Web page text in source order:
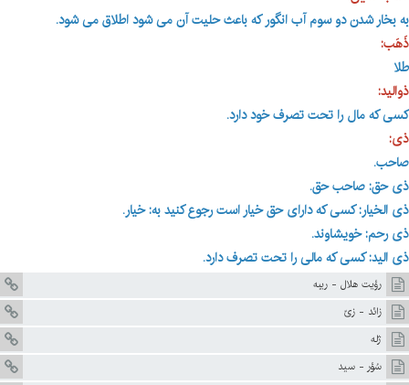
به بخار شدن دو سوم آب انگور که باعث حلیت آن می شود اطلاق می شود.
ذَهَب:
طلا
ذوالید:
کسی که مال را تحت تصرف خود دارد.
ذی:
صاحب.
ذی حق: صاحب حق.
ذی الخیار: کسی که دارای حق خیار است رجوع کنید به: خیار.
ذی رحم: خویشاوند.
ذی الید: کسی که مالی را تحت تصرف دارد.
رؤيت هلال - ريبه
زائد - زىّ
ژله
سُؤر - سيد